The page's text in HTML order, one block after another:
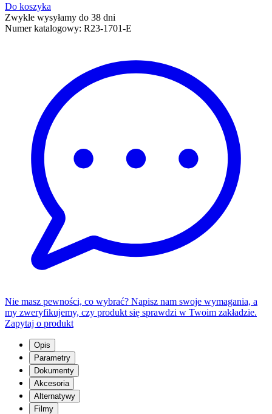
Do koszyka
Zwykle wysyłamy do 38 dni
Numer katalogowy: R23-1701-E
Nie masz pewności, co wybrać? Napisz nam swoje wymagania, a
my zweryfikujemy, czy produkt się sprawdzi w Twoim zakładzie.
Zapytaj o produkt
Opis
Parametry
Dokumenty
Akcesoria
Alternatywy
Filmy